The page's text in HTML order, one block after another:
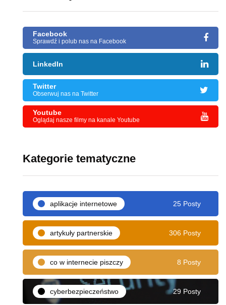
Facebook
Sprawdź i polub nas na Facebook
LinkedIn
Twitter
Obserwuj nas na Twitter
Youtube
Oglądaj nasze filmy na kanale Youtube
Kategorie tematyczne
aplikacje internetowe 25 Posty
artykuły partnerskie 306 Posty
co w internecie piszczy 8 Posty
cyberbezpieczeństwo 29 Posty